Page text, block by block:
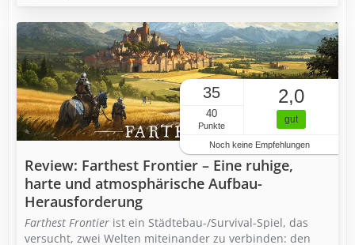
35
40
Punkte
2,0
gut
Noch keine Empfehlungen
Review: Farthest Frontier – Eine ruhige,
harte und atmosphärische Aufbau-
Herausforderung
Farthest Frontier ist ein Städtebau-/Survival-Spiel, das
versucht, zwei Welten miteinander zu verbinden: den